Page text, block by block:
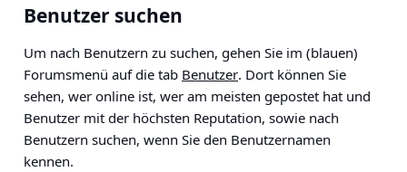
Benutzer suchen
Um nach Benutzern zu suchen, gehen Sie im (blauen)
Forumsmenü auf die tab Benutzer. Dort können Sie
sehen, wer online ist, wer am meisten gepostet hat und
Benutzer mit der höchsten Reputation, sowie nach
Benutzern suchen, wenn Sie den Benutzernamen
kennen.